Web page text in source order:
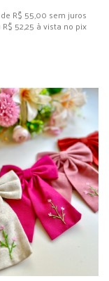
R$ 55,00 sem juros
R$ 52,25 à vista no pix